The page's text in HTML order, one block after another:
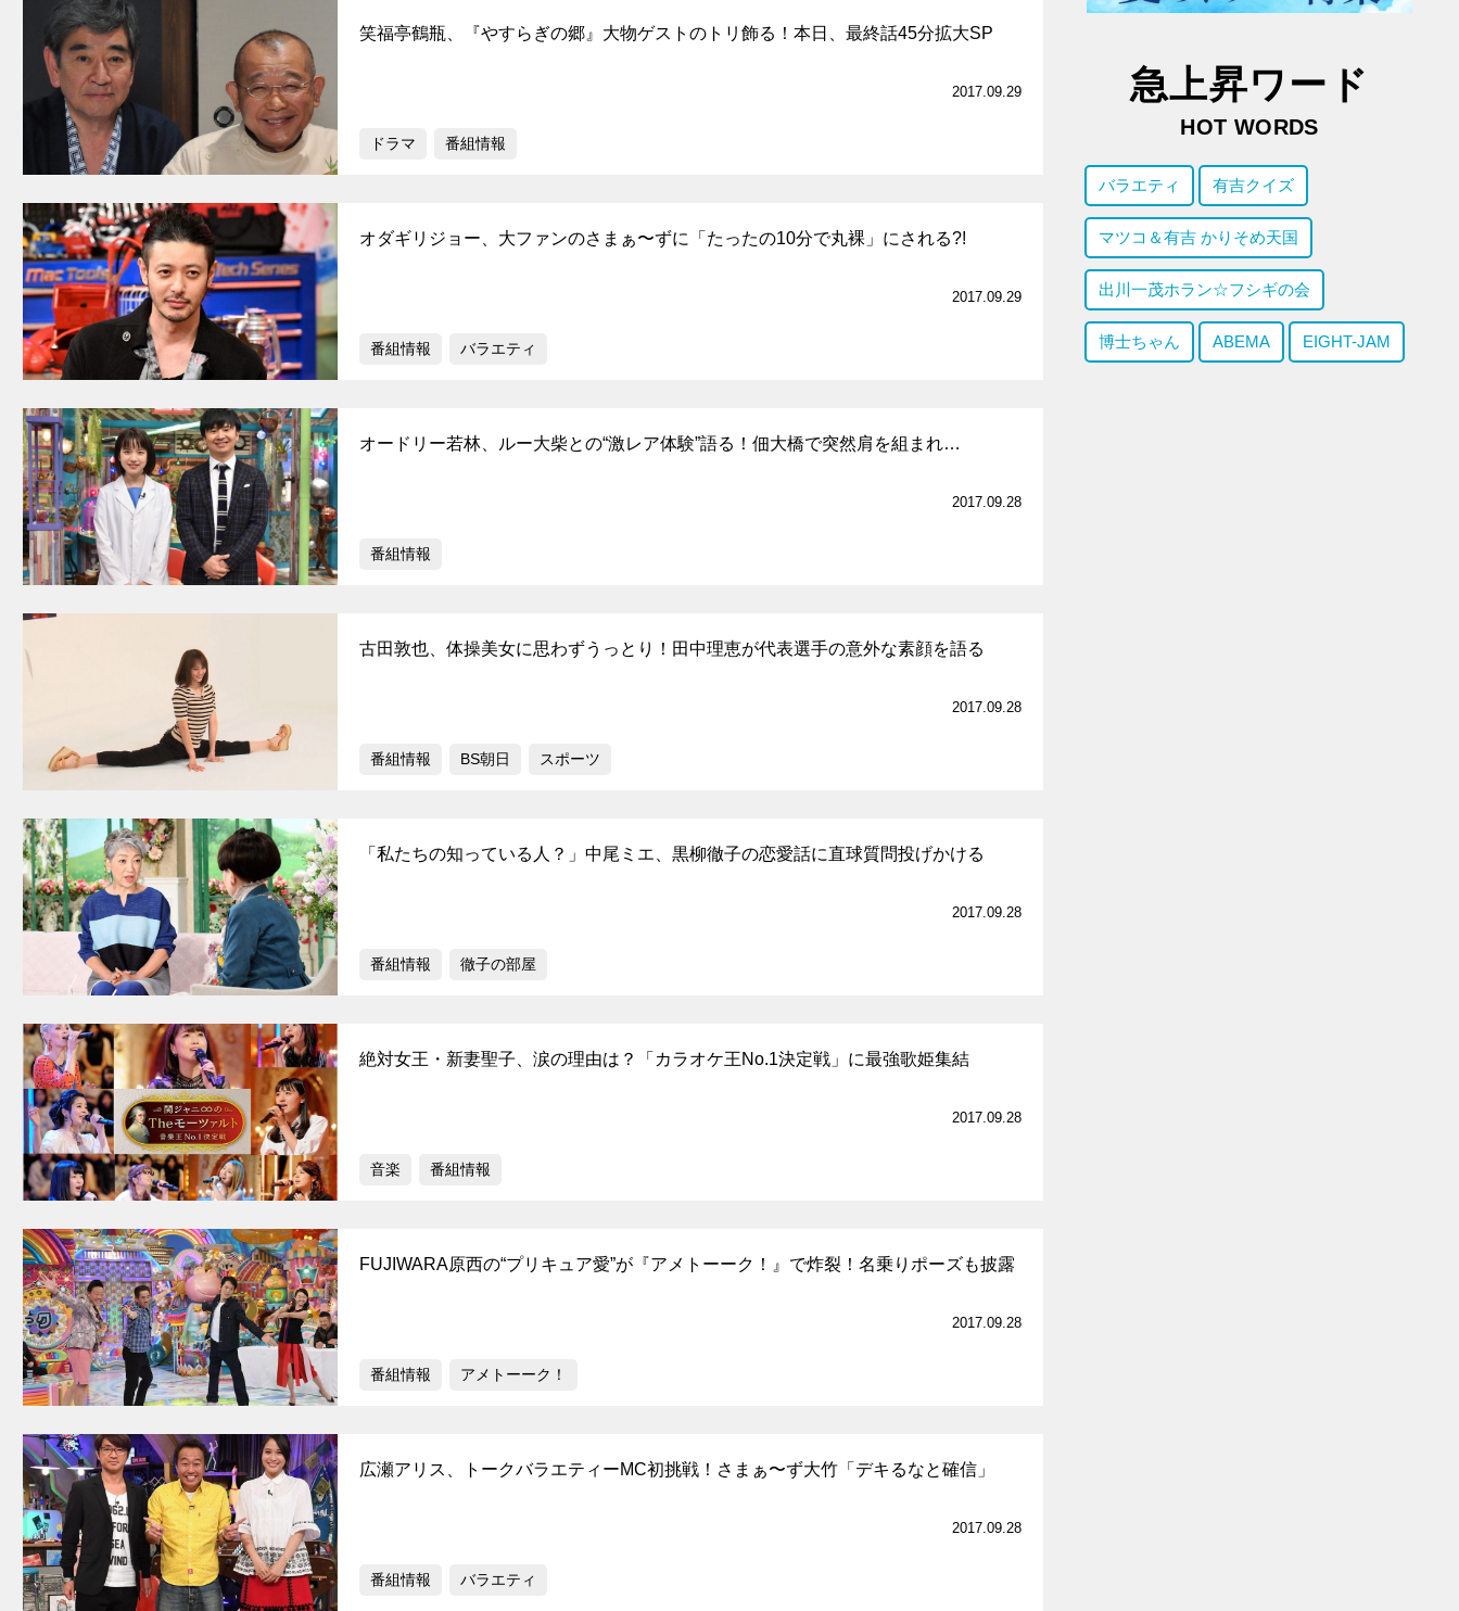
笑福亭鶴瓶、『やすらぎの郷』大物ゲストのトリ飾る！本日、最終話45分拡大SP
2017.09.29
ドラマ 番組情報
オダギリジョー、大ファンのさまぁ〜ずに「たったの10分で丸裸」にされる?!
2017.09.29
番組情報 バラエティ
オードリー若林、ルー大柴との“激レア体験”語る！佃大橋で突然肩を組まれ…
2017.09.28
番組情報
古田敦也、体操美女に思わずうっとり！田中理恵が代表選手の意外な素顔を語る
2017.09.28
番組情報 BS朝日 スポーツ
「私たちの知っている人？」中尾ミエ、黒柳徹子の恋愛話に直球質問投げかける
2017.09.28
番組情報 徹子の部屋
絶対女王・新妻聖子、涙の理由は？「カラオケ王No.1決定戦」に最強歌姫集結
2017.09.28
音楽 番組情報
FUJIWARA原西の“プリキュア愛”が『アメトーーク！』で炸裂！名乗りポーズも披露
2017.09.28
番組情報 アメトーーク！
広瀬アリス、トークバラエティーMC初挑戦！さまぁ〜ず大竹「デキるなと確信」
2017.09.28
番組情報 バラエティ
急上昇ワード
HOT WORDS
バラエティ 有吉クイズ
マツコ＆有吉 かりそめ天国
出川一茂ホラン☆フシギの会
博士ちゃん ABEMA EIGHT-JAM